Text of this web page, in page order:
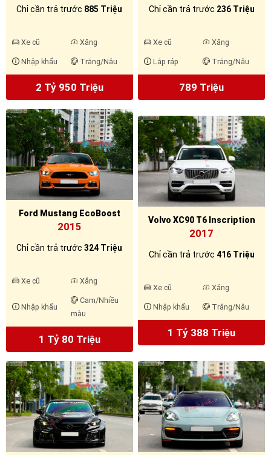
Chỉ cần trả trước 885 Triệu
Xe cũ Xăng
Nhập khẩu Trắng/Nâu
2 Tỷ 950 Triệu
Chỉ cần trả trước 236 Triệu
Xe cũ Xăng
Lắp ráp Trắng/Nâu
789 Triệu
Ford Mustang EcoBoost
2015
Chỉ cần trả trước324 Triệu
Xe cũ Xăng
Nhập khẩu
Cam/Nhiều
màu
1 Tỷ 80 Triệu
Volvo XC90 T6 Inscription
2017
Chỉ cần trả trước 416 Triệu
Xe cũ Xăng
Nhập khẩu Trắng/Nâu
1 Tỷ 388 Triệu